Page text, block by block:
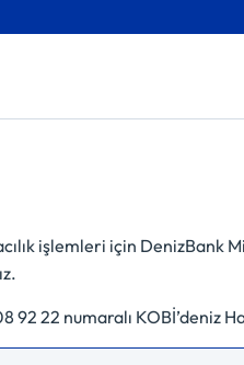
işlemleri için
22 numaralı KOBİ’deniz